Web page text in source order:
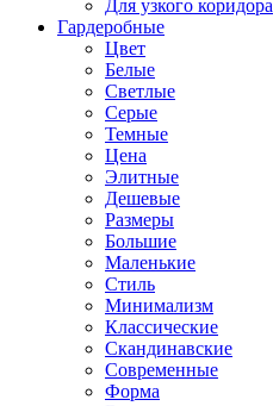
Для узкого коридора
Гардеробные
Цвет
Белые
Светлые
Серые
Темные
Цена
Элитные
Дешевые
Размеры
Большие
Маленькие
Стиль
Минимализм
Классические
Скандинавские
Современные
Форма